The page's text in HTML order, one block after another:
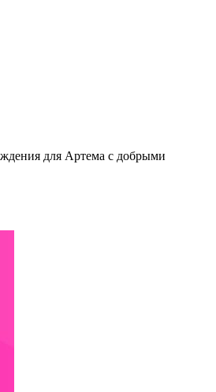
для Артема с добрыми